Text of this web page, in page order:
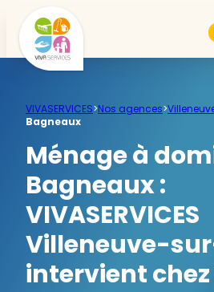
VIVASERVICES>Nos agences>
Bagneaux
Ménage à
Bagneaux :
VIVASERVICES
Villeneuve-
intervient chez